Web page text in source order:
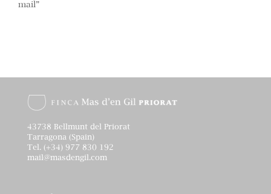
mail”
43738 Bellmunt del Priorat
Tarragona (Spain)
Tel. (+34) 977 830 192
mail@masdengil.com